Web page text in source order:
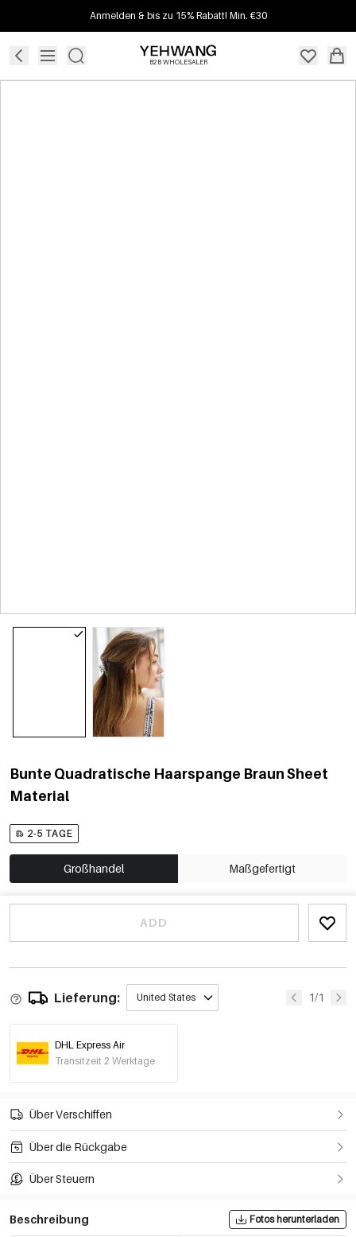
Anmelden & bis zu 15% Rabatt! Min. €30
B2B WHOLESALER
Bunte Quadratische Haarspange Braun Sheet
Material
2-5 TAGE
Großhandel Maßgefertigt
ADD
Lieferung: United States 1/1
DHL Express Air
Transitzeit 2 Werktage
Über Verschiffen
Über die Rückgabe
Über Steuern
Beschreibung Fotos herunterladen